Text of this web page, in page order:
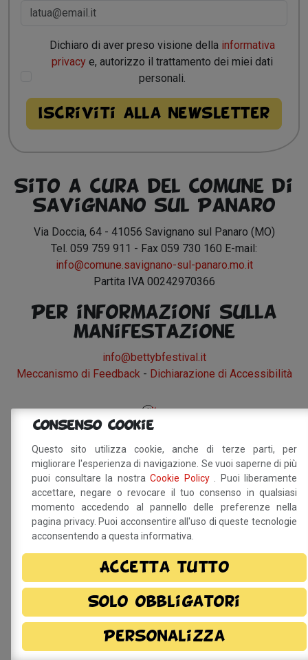
Dichiaro di aver preso visione della informativa
privacy e, autorizzo il trattamento dei miei dati
personali.
Sito a cura del Comune di
Savignano sul Panaro
Via Doccia, 64 - 41056 Savignano sul Panaro (MO)
Tel. 059 759 911 - Fax 059 730 160 E-mail:
info@comune.savignano-sul-panaro.mo.it
Partita IVA 00242970366
Per informazioni sulla
manifestazione
info@bettybfestival.it
Meccanismo di Feedback- Dichiarazione di Accessibilità
Consenso Cookie
Questo sito utilizza cookie, anche di terze parti, per
migliorare l'esperienza di navigazione. Se vuoi saperne di più
puoi consultare la nostra Cookie Policy
. Puoi liberamente
accettare, negare o revocare il tuo consenso in qualsiasi
momento accedendo al pannello delle preferenze nella
pagina privacy. Puoi acconsentire all'uso di queste tecnologie
acconsentendo a questa informativa.
Accetta tutto
Solo obbligatori
Personalizza